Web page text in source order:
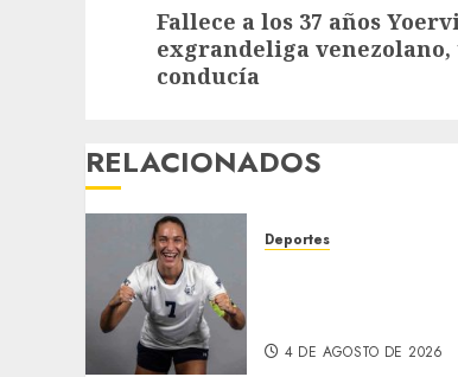
Next
post:
Fallece a los 37 años
exgrandeliga
conducía
RELACIONADOS
Deportes
4 DE AGOSTO DE 2026